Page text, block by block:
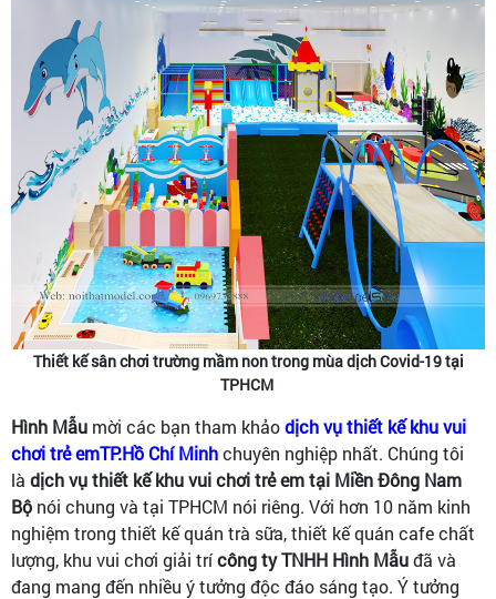
Thiết kế sân chơi trường mầm non trong mùa dịch Covid-19 tại
TPHCM
Hình Mẫu mời các bạn tham khảodịch vụ thiết kế khu vui
chơi trẻ emTP.Hồ Chí Minhchuyên nghiệp nhất. Chúng tôi
là dịch vụ thiết kế khu vui chơi trẻ em tại Miền Đông Nam
Bộ nói chung và tại TPHCM nói riêng. Với hơn 10 năm kinh
nghiệm trong thiết kế quán trà sữa, thiết kế quán cafe chất
lượng, khu vui chơi giải trícông ty TNHH Hình Mẫuđã và
đang mang đến nhiều ý tưởng độc đáo sáng tạo. Ý tưởng